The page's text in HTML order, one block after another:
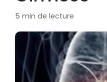
5 min de lecture